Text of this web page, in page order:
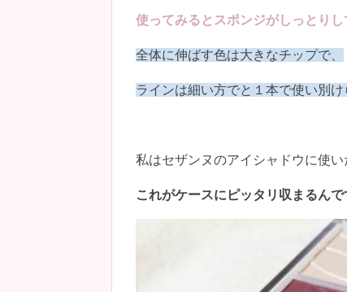
使ってみるとスポンジがしっとり
全体に伸ばす色は大きなチップで、
ラインは細い方でと１本で使い別
私はセザンヌのアイシャドウに使い
これがケースにピッタリ収まるんで